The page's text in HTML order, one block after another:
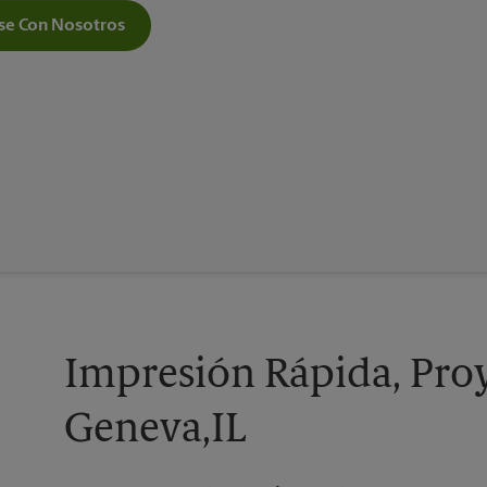
Con Nosotros
Impresión Rápida,
Geneva,IL